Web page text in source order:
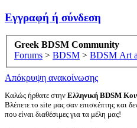
Εγγραφή ή σύνδεση
Greek BDSM Community
Forums > BDSM > BDSM Art
Απόκρυψη ανακοίνωσης
Καλώς ήρθατε στην Ελληνική BDSM
Βλέπετε το site μας σαν επισκέπτης και
που είναι διαθέσιμες για τα μέλη μας!